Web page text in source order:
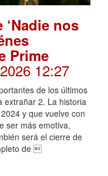
nos
Prime
12:27
de los últimos
extrañar 2. La historia
y que vuelve con
ser más emotiva,
será el cierre de
de 